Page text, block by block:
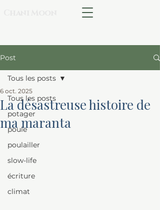
Post
Tous les posts
potager
poule
poulailler
slow-life
écriture
climat
Tous les posts
La désastreuse histoire de
ma maranta
6 oct. 2025